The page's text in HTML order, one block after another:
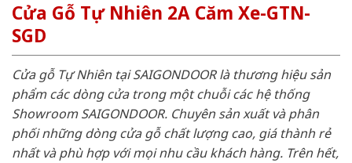
Cửa Gỗ Tự Nhiên 2A Căm Xe-GTN-
SGD
Cửa gỗ Tự Nhiên tại SAIGONDOOR là thương hiệu sản
phẩm các dòng cửa trong một chuỗi các hệ thống
Showroom SAIGONDOOR. Chuyên sản xuất và phân
phối những dòng cửa gỗ chất lượng cao, giá thành rẻ
nhất và phù hợp với mọi nhu cầu khách hàng. Trên hết,